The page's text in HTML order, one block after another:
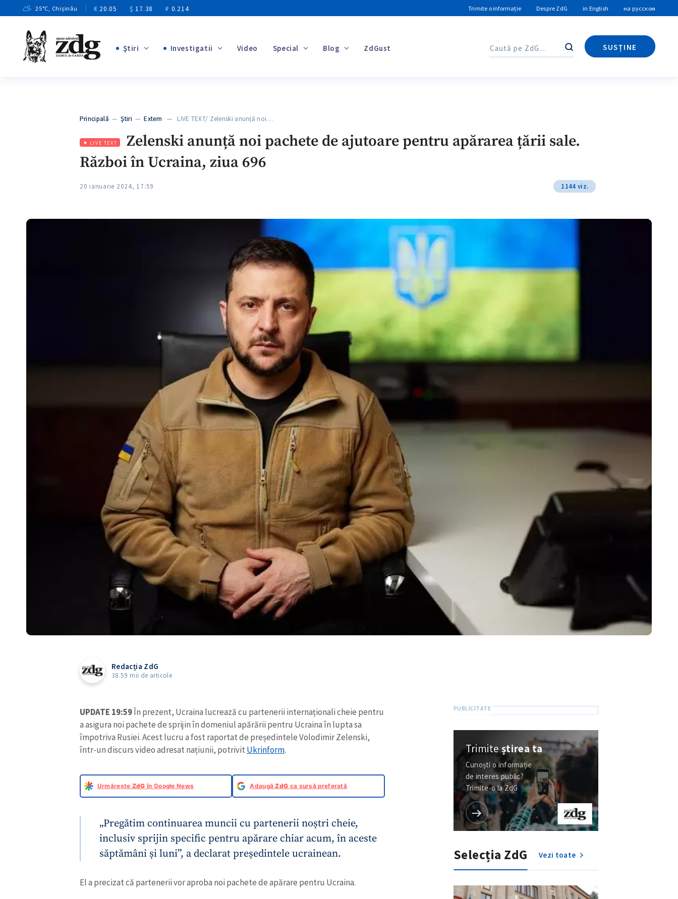
25°C, Chișinău € 20.05 $ 17.38 ₽ 0.214 Trimite o informație Despre ZdG in English на русском
Ştiri Investigatii Video Special Blog ZdGust Caută
SUSȚINE
Caută
Principală —Ştiri —Extern — LIVE TEXT/ Zelenski anunță noi…
LIVE TEXT
Zelenski anunță noi pachete de ajutoare pentru apărarea țării sale.
Război în Ucraina, ziua 696
20 ianuarie 2024, 17:59 1144 viz.
Redacția ZdG
38.59 mii de articole
UPDATE 19:59În prezent, Ucraina lucrează cu partenerii internaționali cheie pentru
a asigura noi pachete de sprijin în domeniul apărării pentru Ucraina în lupta sa
împotriva Rusiei. Acest lucru a fost raportat de președintele Volodimir Zelenski,
într-un discurs video adresat națiunii, potrivit Ukrinform.
Urmărește ZdG în Google News AdaugăZdG ca sursă preferată
„Pregătim continuarea muncii cu partenerii noștri cheie,
inclusiv sprijin specific pentru apărare chiar acum, în aceste
săptămâni și luni”, a declarat președintele ucrainean.
El a precizat că partenerii vor aproba noi pachete de apărare pentru Ucraina.
Trimiteștirea ta
Cunoști o informație
de interes public?
Trimite-o la ZdG
Selecția ZdG Vezi toate